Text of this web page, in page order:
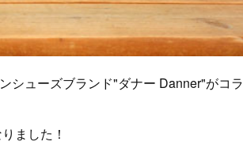
シューズブランド"ダナー Danner"がコラ
ました！